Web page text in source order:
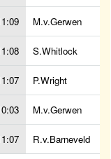
M.v.Gerwen
S.Whitlock
P.Wright
M.v.Gerwen
R.v.Barneveld